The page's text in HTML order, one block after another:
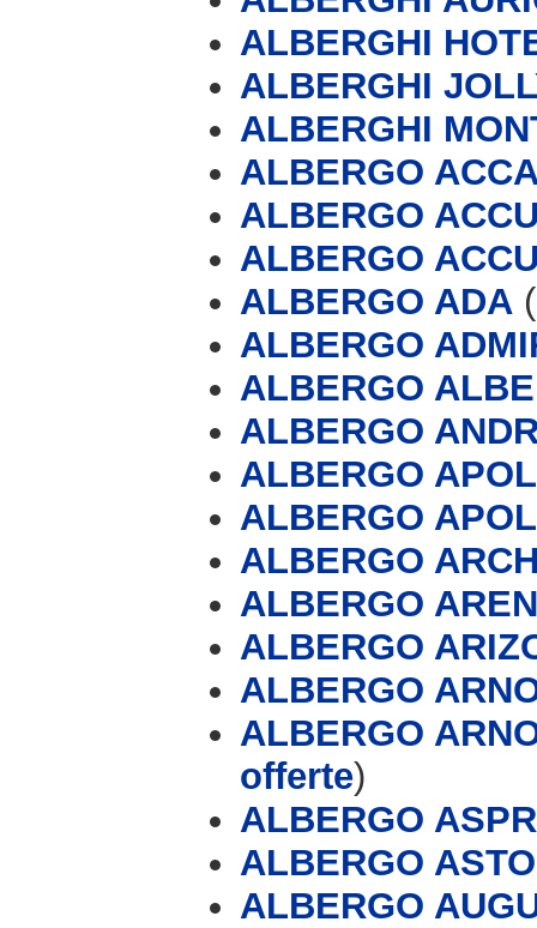
ALBERGHI
ALBERGHI
ALBERGHI
ALBERGO
ALBERGO
ALBERGO
ALBERGO ADA (
ALBERGO
ALBERGO
ALBERGO
ALBERGO
ALBERGO
ALBERGO
ALBERGO
ALBERGO
ALBERGO
ALBERGO
offerte)
ALBERGO
ALBERGO
ALBERGO